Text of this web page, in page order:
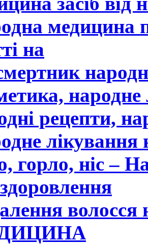
медицина
на
народне
рецепти,
лікування
горло, ніс –